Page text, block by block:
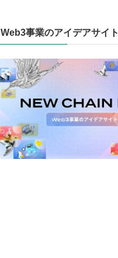
Web3事業のアイデアサイト